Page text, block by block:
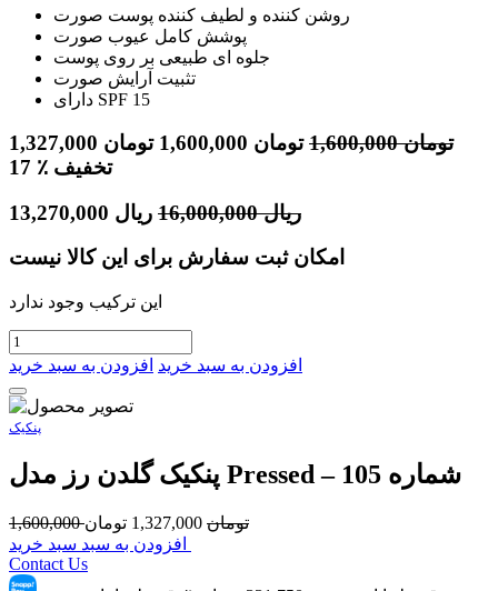
روشن کننده و لطیف کننده پوست صورت
پوشش کامل عیوب صورت
جلوه ای طبیعی بر روی پوست
تثبیت آرایش صورت
دارای SPF 15
1,327,000 تومان 1,600,000 تومان 1,600,000 تومان
17
٪ تخفیف
13,270,000 ریال 16,000,000 ریال
امکان ثبت سفارش برای این کالا نیست
این ترکیب وجود ندارد
افزودن به سبد خرید افزودن به سبد خرید
پنکیک
پنکیک گلدن رز مدل Pressed – شماره 105
1,600,000 تومان 1,327,000 تومان
Contact Us